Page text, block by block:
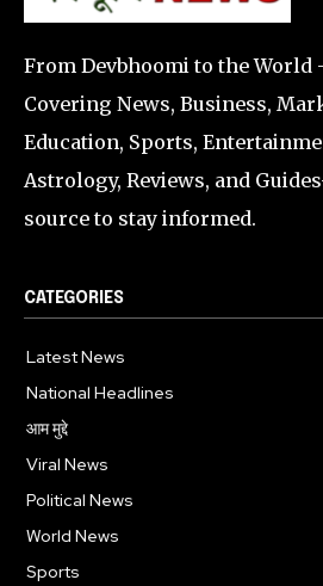
From Devbhoomi to the World –
Covering News, Business,
Education, Sports,
Astrology, Reviews, and
source to stay informed.
CATEGORIES
Latest News
National Headlines
आम मुद्दे
Viral News
Political News
World News
Sports